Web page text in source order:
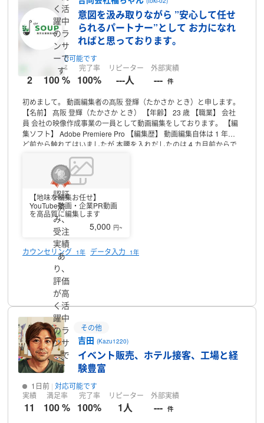
く活
躍中
のラ
ンサ
ーで
す
意図を汲み取りながら ”安心して任せ
られるパートナー”として お力になれ
ればと思っております。
対応可能です
2
満足率
100 %
完了率
100%
リピーター
---人
外部実績
--- 件
初めまして。
動画編集者の髙阪 登輝（たかさか とき）と申します。
【名前】
髙阪 登輝（たかさか とき） 【年齢】 23 歳 【職業】
会社
員 会社の映像作成事業の一員として動画編集をしております。
【編
集ソフト】
Adobe Premiere Pro 【編集歴】
動画編集自体は 1 年ほ
ど前から触れてはいましたが 本腰を入れだしたのは 4 カ月前からで
す。 技術面などご心配されるかと思われますが、現在サロンの方に
入会しておりそちらで様々な課題や、日々スキルアップに励んでお
ります。【PC スペック】
リ：32GB・SSD:1TB
【返信速度】平均 2～3 時間内に返信をするように心掛けていま
対応時間：9 時～22 時【意気込み】
中心に学習・実践を重ねながら丁寧かつ迅速な対応を心がけており
私はこれまでに部活動やカフェ店員、作業所の支援員など数
多くのことを経験してきました、その中で今までの経験で得てきた
コミュニケーション力や責任感、報連相の
いても大切だと
組ませていただきます。
取りながら”安心して任せられるパートナー”として お力になれれば
と思っております。 お忙しいところ恐
と幸いです。 よろしくお願いいたします
【地味な編集お任せ】
YouTube動画・企業PR動画
を高品質に編集します
5,000 円~
カウンセリング 1年 データ入力 1年
認証
済
み、
受注
実績
あ
り、
評価
が高
く活
躍中
のラ
ンサ
ーで
す
その他
吉田(Kazu1220)
イベント販売、ホテル接客、工場と経
験豊富
1日前 対応可能です
実績
11
満足率
100 %
完了率
100%
リピーター
1人
外部実績
--- 件